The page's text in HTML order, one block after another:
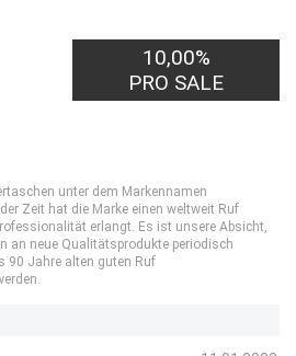
10,00%
PRO SALE
unter dem Markennamen
Zeit hat die Marke einen weltweit Ruf
erlangt. Es ist unsere Absicht,
an neue Qualitätsprodukte periodisch
90 Jahre alten guten Ruf